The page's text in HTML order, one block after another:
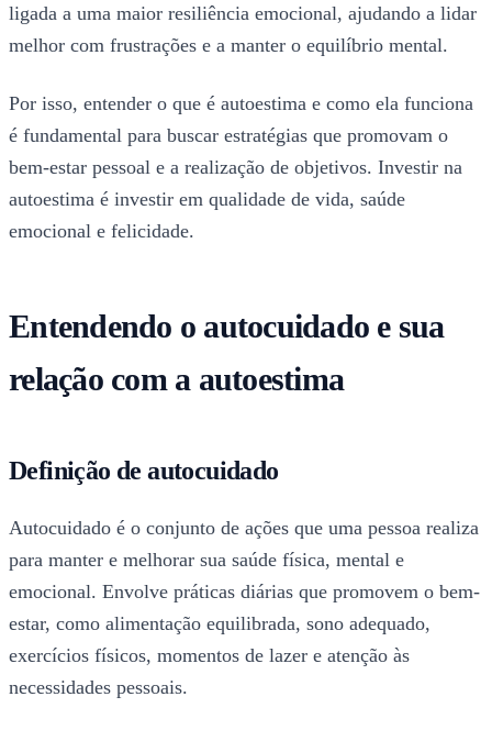
ligada a uma maior resiliência emocional, ajudando a lidar
melhor com frustrações e a manter o equilíbrio mental.
Por isso, entender o que é autoestima e como ela funciona
é fundamental para buscar estratégias que promovam o
bem-estar pessoal e a realização de objetivos. Investir na
autoestima é investir em qualidade de vida, saúde
emocional e felicidade.
Entendendo o autocuidado e sua
relação com a autoestima
Definição de autocuidado
Autocuidado é o conjunto de ações que uma pessoa realiza
para manter e melhorar sua saúde física, mental e
emocional. Envolve práticas diárias que promovem o bem-
estar, como alimentação equilibrada, sono adequado,
exercícios físicos, momentos de lazer e atenção às
necessidades pessoais.